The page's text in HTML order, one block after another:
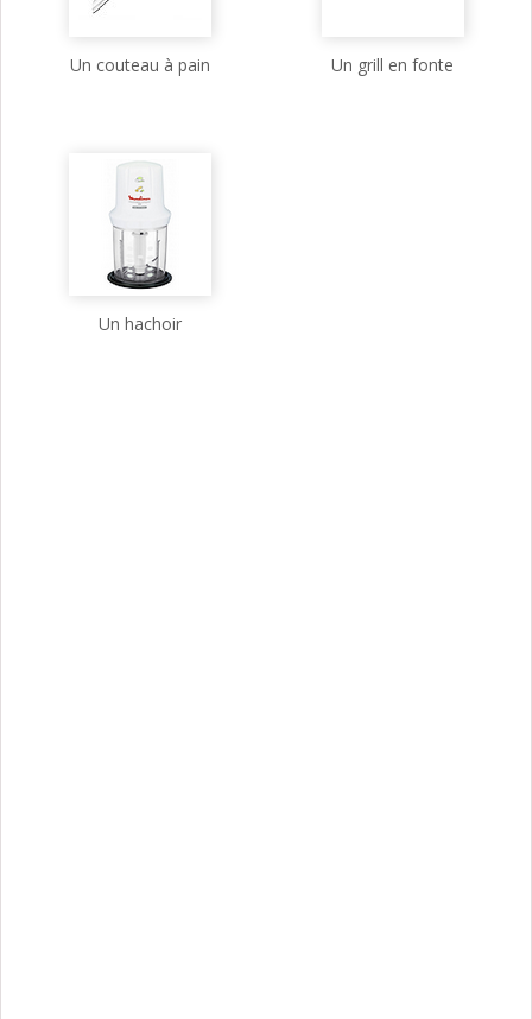
Un couteau à pain Un grill en fonte
Un hachoir